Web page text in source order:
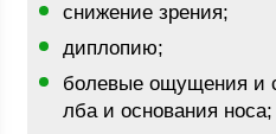
снижение зрения;
диплопию;
болевые ощущения и
лба и основания носа;